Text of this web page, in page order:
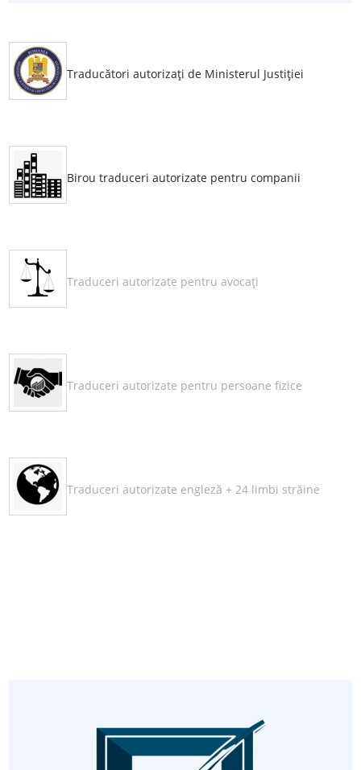
Traducători autorizaţi de Ministerul Justiţiei
Birou traduceri autorizate pentru companii
Traduceri autorizate pentru avocaţi
Traduceri autorizate pentru persoane fizice
Traduceri autorizate engleză + 24 limbi străine